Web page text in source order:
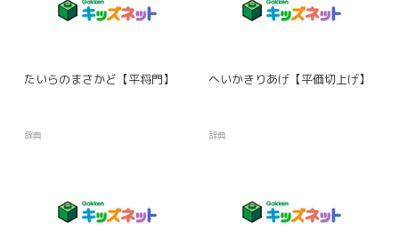
たいらのまさかど【平将門】
辞典
へいかきりあげ【平価切上げ】
辞典